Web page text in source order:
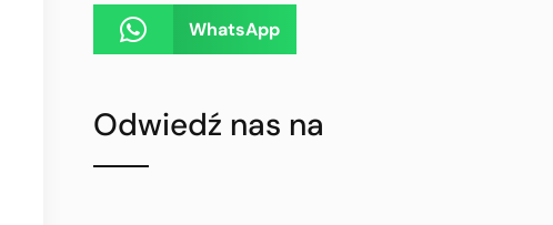
WhatsApp
Odwiedź nas na